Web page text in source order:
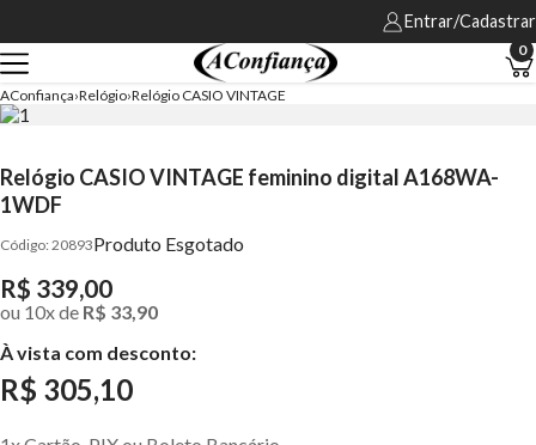
Entrar/Cadastrar
0
AConfiança Relógio Relógio CASIO VINTAGE
Relógio CASIO VINTAGE feminino digital A168WA-
1WDF
20893Produto Esgotado
R$ 339,00
ou 10xde R$ 33,90
À vista com desconto:
R$ 305,10